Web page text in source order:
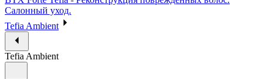
Салонный уход.
Tefia Ambient
Tefia Ambient